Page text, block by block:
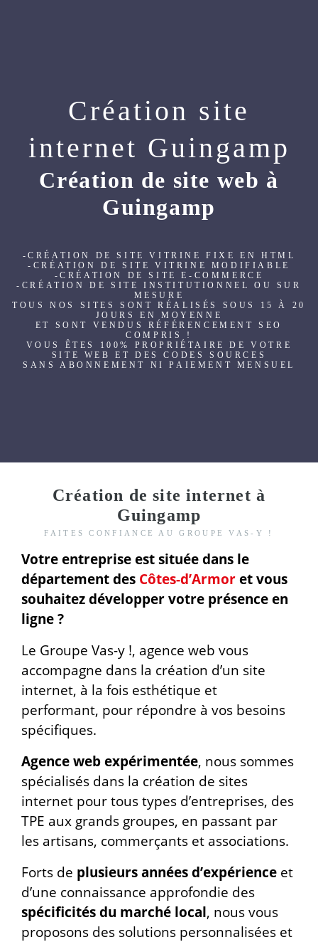
Création site
internet Guingamp
Création de site web à
Guingamp
-CRÉATION DE SITE VITRINE FIXE EN HTML
-CRÉATION DE SITE VITRINE MODIFIABLE
-CRÉATION DE SITE E-COMMERCE
-CRÉATION DE SITE INSTITUTIONNEL OU SUR
MESURE
TOUS NOS SITES SONT RÉALISÉS SOUS 15 À 20
JOURS EN MOYENNE
ET SONT VENDUS RÉFÉRENCEMENT SEO
COMPRIS !
VOUS ÊTES 100% PROPRIÉTAIRE DE VOTRE
SITE WEB ET DES CODES SOURCES
SANS ABONNEMENT NI PAIEMENT MENSUEL
Création de site internet à
Guingamp
FAITES CONFIANCE AU GROUPE VAS-Y !
Votre entreprise est située dans le
département des Côtes-d’Armor et vous
souhaitez développer votre présence en
ligne ?
Le Groupe Vas-y !, agence web vous
accompagne dans la création d’un site
internet, à la fois esthétique et
performant, pour répondre à vos besoins
spécifiques.
Agence web expérimentée, nous sommes
spécialisés dans la création de sites
internet pour tous types d’entreprises, des
TPE aux grands groupes, en passant par
les artisans, commerçants et associations.
Forts de plusieurs années d’expérience et
d’une connaissance approfondie des
spécificités du marché local, nous vous
proposons des solutions personnalisées et